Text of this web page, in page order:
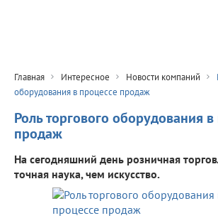
Главная Интересное Новости компаний
оборудования в процессе продаж
Роль торгового оборудования
продаж
На сегодняшний день розничная
точная наука, чем искусство.